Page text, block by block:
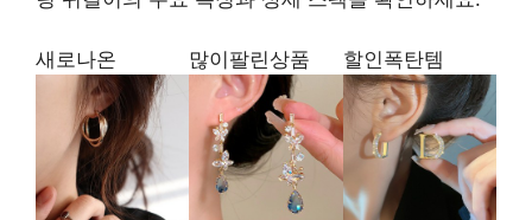
새로나온 많이팔린상품 할인폭탄템